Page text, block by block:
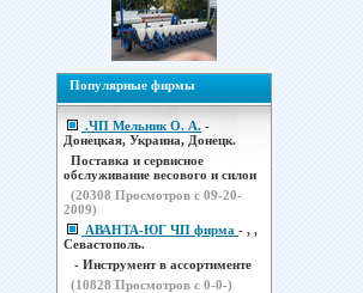
Популярные фирмы
.ЧП Мельник О. А. -
Донецкая, Украина, Донецк.
Поставка и сервисное
обслуживание весового и силои
(20308 Просмотров с 09-20-
2009)
АВАНТА-ЮГ ЧП фирма - , ,
Севастополь.
- Инструмент в ассортименте
(10828 Просмотров с 0-0-)